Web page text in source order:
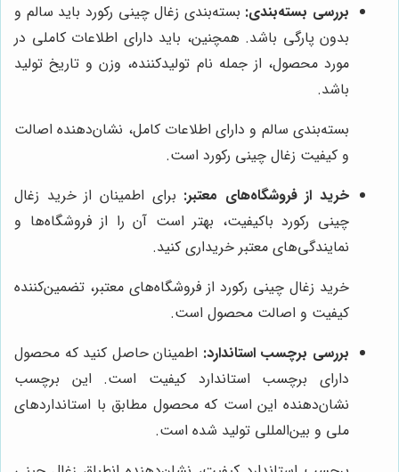
بررسی بسته‌بندی: بسته‌بندی زغال چینی رکورد باید سالم و
بدون پارگی باشد. همچنین، باید دارای اطلاعات کاملی در
مورد محصول، از جمله نام تولیدکننده، وزن و تاریخ تولید
باشد.
بسته‌بندی سالم و دارای اطلاعات کامل، نشان‌دهنده اصالت
و کیفیت زغال چینی رکورد است.
خرید از فروشگاه‌های معتبر: برای اطمینان از خرید زغال
چینی رکورد باکیفیت، بهتر است آن را از فروشگاه‌ها و
نمایندگی‌های معتبر خریداری کنید.
خرید زغال چینی رکورد از فروشگاه‌های معتبر، تضمین‌کننده
کیفیت و اصالت محصول است.
بررسی برچسب استاندارد: اطمینان حاصل کنید که محصول
دارای برچسب استاندارد کیفیت است. این برچسب
نشان‌دهنده این است که محصول مطابق با استانداردهای
ملی و بین‌المللی تولید شده است.